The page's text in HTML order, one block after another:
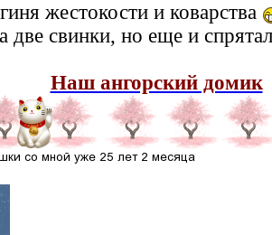
жестокости и коварства
две свинки, но еще и
Наш ангорский домик